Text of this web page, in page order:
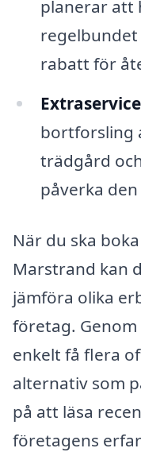
planerar att
regelbundet
rabatt för
bortforsling
trädgård
påverka
När du ska
Marstrand kan
jämföra olika
företag.
enkelt få flera
alternativ som
på att läsa
företagens